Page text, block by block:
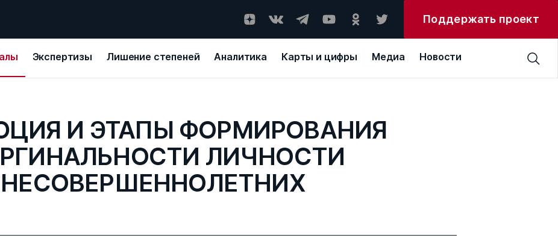
Поддержать проект
Экспертизы Лишение степеней Аналитика Карты и цифры Медиа Новости
И ЭТАПЫ ФОРМИРОВАНИЯ
ЛИЧНОСТИ
НЕСОВЕРШЕННОЛЕТНИХ